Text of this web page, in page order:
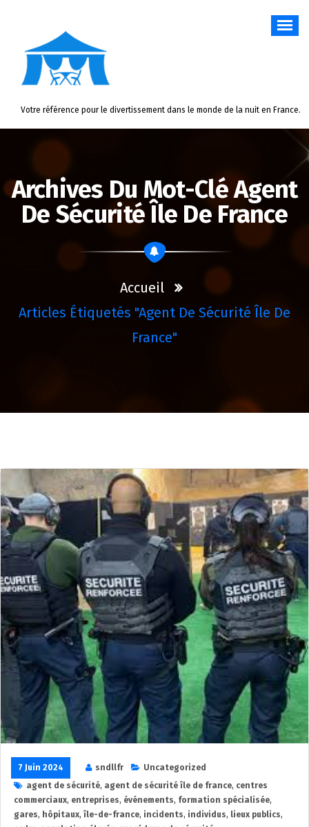
Votre référence pour le divertissement dans le monde de la nuit en France.
Archives Du Mot-Clé Agent
De Sécurité Île De France
Accueil
Articles Étiquetés "agent De Sécurité Île De
France"
7 Juin 2024 sndllfr
Uncategorized
agent de sécurité, agent de sécurité île de france, centres
commerciaux, entreprises, événements, formation spécialisée,
gares, hôpitaux, île-de-france, incidents, individus, lieux publics,